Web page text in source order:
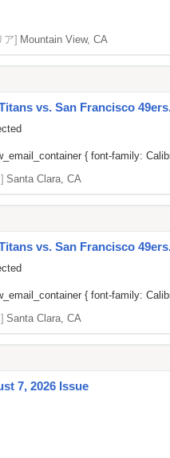
ア] Mountain View, CA
vs. San Francisco
{ font-family:
Santa Clara, CA
vs. San Francisco
{ font-family:
Santa Clara, CA
7, 2026 Issue